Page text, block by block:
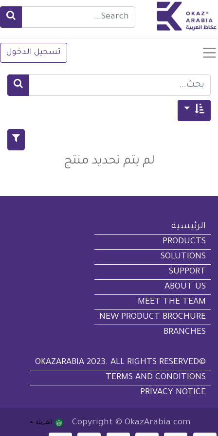
تسجيل الدخول
لم يتم تحديد منتج
الرئيسية
PRODUCTS
SOLUTIONS
SUPPORT
ABOUT US
MEET THE TEAM
NEW PRODUCT BROCHURE
BRANCHES
©OKAZARABIA 2023. ALL RIGHTS RESERVED
TERMS AND CONDITIONS
PRIVACY NOTICE
Copyright © OkazArabia.com الْعَرَبيّة